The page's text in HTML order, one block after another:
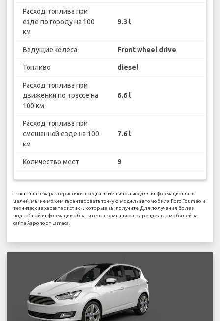
Расход топлива при
езде по городу на 100
км
9.3 l
Ведущие колеса Front wheel drive
Топливо diesel
Расход топлива при
движении по трассе на
100 км
6.6 l
Расход топлива при
смешанной езде на 100
км
7.6 l
Количество мест 9
Показанные характеристики предназначены только для информационных
целей, мы не можем гарантировать точную модель автомобиля Ford Tourneo и
технические характеристики, которые вы получите. Для получения более
подробной информации обратитесь в компанию по аренде автомобилей на
сайте Аэропорт Larnaca.